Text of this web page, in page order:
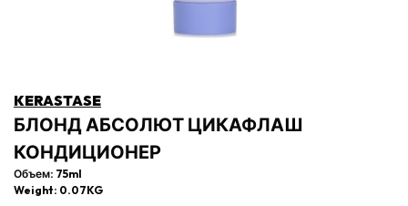
KERASTASE
БЛОНД АБСОЛЮТ ЦИКАФЛАШ
КОНДИЦИОНЕР
Объем: 75ml
Weight: 0.07KG